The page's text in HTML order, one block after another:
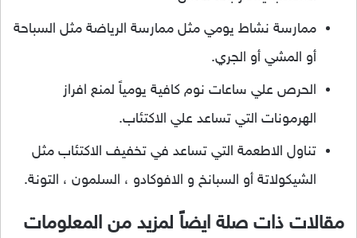
ممارسة نشاط يومي مثل ممارسة الرياضة مثل السباحة
أو المشي أو الجري.
الحرص علي ساعات نوم كافية يومياً لمنع افراز
الهرمونات التي تساعد علي الاكتئاب.
تناول الاطعمة التي تساعد في تخفيف الاكتئاب مثل
الشيكولاتة أو السبانخ و الافوكادو ، السلمون ، التونة.
مقالات ذات صلة ايضاً لمزيد من المعلومات